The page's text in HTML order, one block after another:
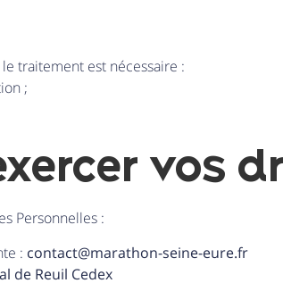
traitement est nécessaire :
;
vos
Personnelles :
: contact@marathon-seine-eure.fr
de Reuil Cedex